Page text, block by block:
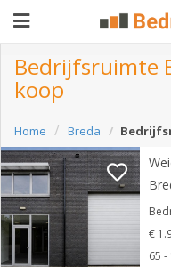
Pand
aanbieden
Pand
zoeken
Waarom
adverteren
Premium
Bedrijfsruimte
koop
Home Breda
€
65 -